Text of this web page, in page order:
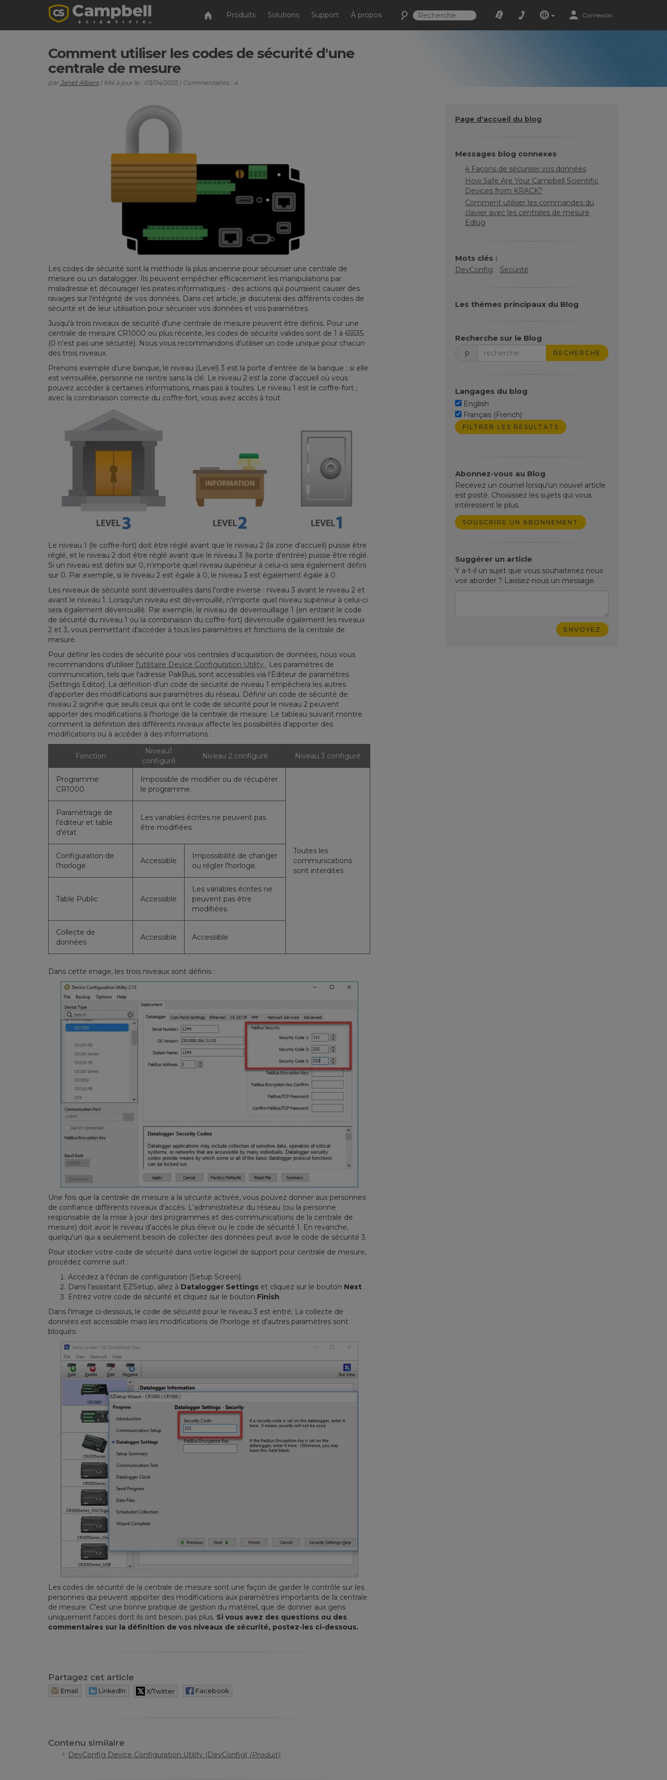
Produits Solutions Support À propos Connexion
Comment utiliser les codes de sécurité d'une
centrale de mesure
parJanet Albers| Mis à jour le : 03/04/2025 | Commentaires : 4
Page d'accueil du blog
Messages blog connexes
4 Façons de sécuriser vos données
How Safe Are Your Campbell Scientific
Devices from KRACK?
Comment utiliser les commandes du
clavier avec les centrales de mesure
Edlog
Mots clés :
DevConfig Securité
Les thèmes principaux du Blog
Recherche sur le Blog
RECHERCHE
Langages du blog
English
Français (French)
Abonnez-vous au Blog
Recevez un courriel lorsqu'un nouvel article
est posté. Choisissez les sujets qui vous
intéressent le plus.
SOUSCRIRE UN ABONNEMENT
Suggérer un article
Y a-t-il un sujet que vous souhaiteriez nous
voir aborder ? Laissez-nous un message.
Les codes de sécurité sont la méthode la plus ancienne pour sécuriser une centrale de
mesure ou un datalogger. Ils peuvent empêcher efficacement les manipulations par
maladresse et décourager les pirates informatiques - des actions qui pourraient causer des
ravages sur l'intégrité de vos données. Dans cet article, je discuterai des différents codes de
sécurité et de leur utilisation pour sécuriser vos données et vos paramètres.
Jusqu'à trois niveaux de sécurité d'une centrale de mesure peuvent être définis. Pour une
centrale de mesure CR1000 ou plus récente, les codes de sécurité valides sont de 1 à 65535.
(0 n'est pas une sécurité). Nous vous recommandons d'utiliser un code unique pour chacun
des trois niveaux.
Prenons exemple d'une banque, le niveau (Level) 3 est la porte d'entrée de la banque ; si elle
est verrouillée, personne ne rentre sans la clé. Le niveau 2 est la zone d'accueil où vous
pouvez accéder à certaines informations, mais pas à toutes. Le niveau 1 est le coffre-fort ;
avec la combinaison correcte du coffre-fort, vous avez accès à tout.
Le niveau 1 (le coffre-fort) doit être réglé avant que le niveau 2 (la zone d'accueil) puisse être
réglé, et le niveau 2 doit être réglé avant que le niveau 3 (la porte d'entrée) puisse être réglé.
Si un niveau est défini sur 0, n'importe quel niveau supérieur à celui-ci sera également défini
sur 0. Par exemple, si le niveau 2 est égale à 0, le niveau 3 est également égale à 0.
Les niveaux de sécurité sont déverrouillés dans l'ordre inverse : niveau 3 avant le niveau 2 et
avant le niveau 1. Lorsqu'un niveau est déverrouillé, n'importe quel niveau supérieur à celui-ci
sera également déverrouillé. Par exemple, le niveau de déverrouillage 1 (en entrant le code
de sécurité du niveau 1 ou la combinaison du coffre-fort) déverrouille également les niveaux
2 et 3, vous permettant d'accéder à tous les paramètres et fonctions de la centrale de
mesure.
Pour définir les codes de sécurité pour vos centrales d'acquisition de données, nous vous
recommandons d'utiliser l'utilitaire Device Configuration Utility . Les paramètres de
communication, tels que l'adresse PakBus, sont accessibles via l'Éditeur de paramètres
(Settings Editor). La définition d'un code de sécurité de niveau 1 empêchera les autres
d'apporter des modifications aux paramètres du réseau. Définir un code de sécurité de
niveau 2 signifie que seuls ceux qui ont le code de sécurité pour le niveau 2 peuvent
apporter des modifications à l'horloge de la centrale de mesure. Le tableau suivant montre
comment la définition des différents niveaux affecte les possibilités d'apporter des
modifications ou à accéder à des informations :
Fonction
Niveau1
configuré
Niveau 2 configuré Niveau 3 configuré
Programme
CR1000
Impossible de modifier ou de récupérer
le programme.
Toutes les
communications
sont interdites
Paramétrage de
l'éditeur et table
d'état
Les variables écrites ne peuvent pas
être modifiées.
Configuration de
l'horloge
Accessible
Impossibilité de changer
ou régler l'horloge.
Table Public Accessible
Les variables écrites ne
peuvent pas être
modifiées.
Collecte de
données
Accessible Accessible
Dans cette image, les trois niveaux sont définis :
Une fois que la centrale de mesure a la sécurité activée, vous pouvez donner aux personnes
de confiance différents niveaux d'accès. L'administrateur du réseau (ou la personne
responsable de la mise à jour des programmes et des communications de la centrale de
mesure) doit avoir le niveau d'accès le plus élevé ou le code de sécurité 1. En revanche,
quelqu'un qui a seulement besoin de collecter des données peut avoir le code de sécurité 3.
Pour stocker votre code de sécurité dans votre logiciel de support pour centrale de mesure,
procédez comme suit :
Accédez à l'écran de configuration (Setup Screen).
Dans l'assistant EZSetup, allez à Datalogger Settings et cliquez sur le bouton Next .
Entrez votre code de sécurité et cliquez sur le bouton Finish .
Dans l'image ci-dessous, le code de sécurité pour le niveau 3 est entré; La collecte de
données est accessible mais les modifications de l'horloge et d'autres paramètres sont
bloqués:
Les codes de sécurité de la centrale de mesure sont une façon de garder le contrôle sur les
personnes qui peuvent apporter des modifications aux paramètres importants de la centrale
de mesure. C'est une bonne pratique de gestion du matériel, que de donner aux gens
uniquement l'accès dont ils ont besoin, pas plus. Si vous avez des questions ou des
commentaires sur la définition de vos niveaux de sécurité, postez-les ci-dessous.
Partagez cet article
Email LinkedIn X/Twitter Facebook
Contenu similaire
DevConfig Device Configuration Utility (DevConfig) (Produit)